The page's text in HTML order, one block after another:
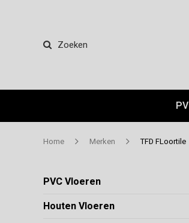
Zoeken
Home Merken TFD FLoortile
PVC Vloeren
Houten Vloeren